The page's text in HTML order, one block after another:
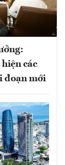
các
đoạn mới